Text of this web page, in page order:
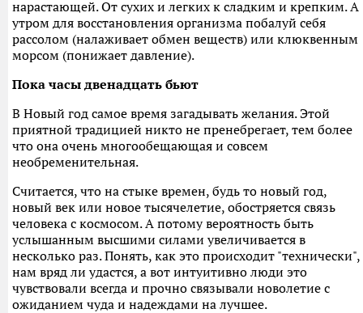
нарастающей. От сухих и легких к сладким и крепким. А
утром для восстановления организма побалуй себя
рассолом (налаживает обмен веществ) или клюквенным
морсом (понижает давление).
Пока часы двенадцать бьют
В Новый год самое время загадывать желания. Этой
приятной традицией никто не пренебрегает, тем более
что она очень многообещающая и совсем
необременительная.
Считается, что на стыке времен, будь то новый год,
новый век или новое тысячелетие, обостряется связь
человека с космосом. А потому вероятность быть
услышанным высшими силами увеличивается в
несколько раз. Понять, как это происходит "технически",
нам вряд ли удастся, а вот интуитивно люди это
чувствовали всегда и прочно связывали новолетие с
ожиданием чуда и надеждами на лучшее.